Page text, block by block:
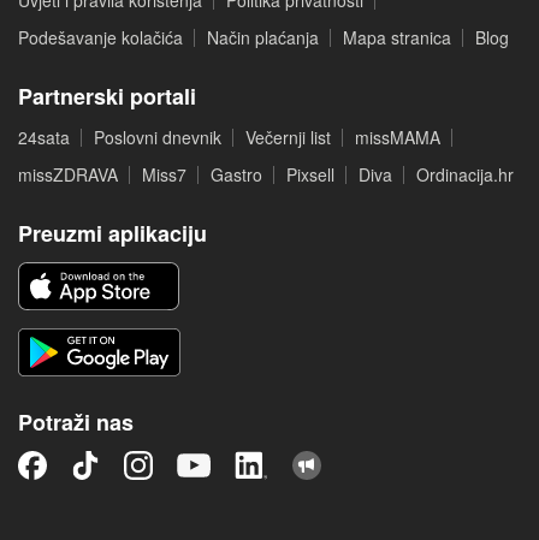
Podešavanje kolačića
Način plaćanja Mapa stranica Blog
Partnerski portali
24sata Poslovni dnevnik Večernji list
missMAMA
missZDRAVA
Miss7 Gastro Pixsell Diva Ordinacija.hr
Preuzmi aplikaciju
Potraži nas